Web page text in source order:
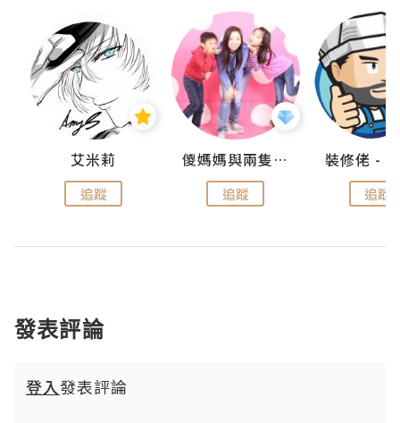
艾米莉
追蹤
儍媽媽與兩隻小魔怪之家
追蹤 追蹤
發表評論
登入發表評論